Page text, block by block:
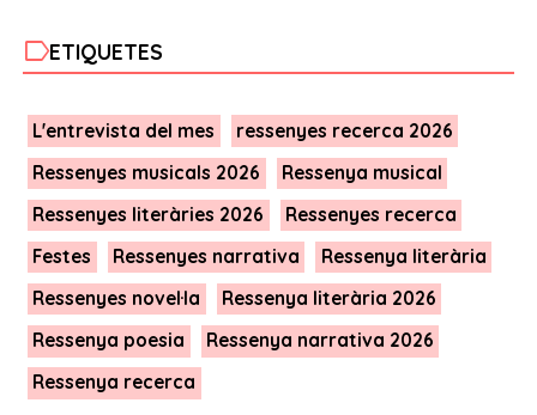
labelETIQUETES
L'entrevista del mes
ressenyes recerca 2026
Ressenyes musicals 2026
Ressenya musical
Ressenyes literàries 2026
Ressenyes recerca
Festes
Ressenyes narrativa
Ressenya literària
Ressenyes novel·la
Ressenya literària 2026
Ressenya poesia
Ressenya narrativa 2026
Ressenya recerca